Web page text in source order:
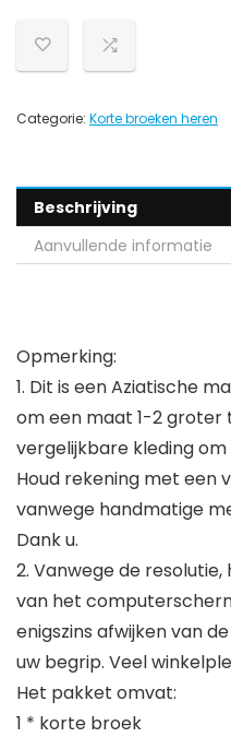
Categorie: Korte broeken heren
Beschrijving
Aanvullende informatie
Opmerking:
1. Dit is een Aziatische
om een maat 1-2 groter
vergelijkbare kleding
Houd rekening met een
vanwege handmatige
Dank u.
2. Vanwege de
van het
enigszins afwijken van
uw begrip. Veel
Het pakket omvat:
1 * korte broek